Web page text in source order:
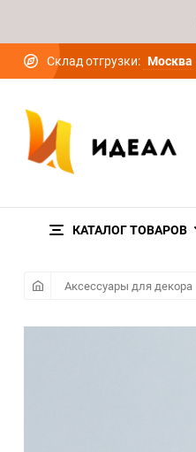
Склад отгрузки: Москва
КАТАЛОГ ТОВАРОВ
Аксессуары для декора